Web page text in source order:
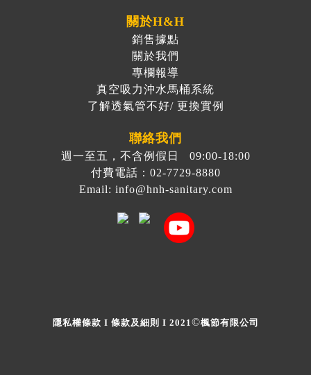
關於H&H
銷售據點
關於我們
專欄報導
真空吸力沖水馬桶系統
了解透氣管不好/ 更換實例
聯絡我們
週一至五，不含例假日 09:00-18:00
付費電話：02-7729-8880
Email: info@hnh-sanitary.com
隱私權條款 I 條款及細則 I 2021 ©楓節有限公司